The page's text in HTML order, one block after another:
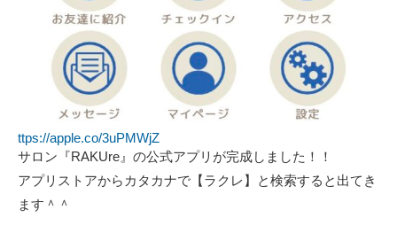
ttps://apple.co/3uPMWjZ
サロン『RAKUre』の公式アプリが完成しました！！
アプリストアからカタカナで【ラクレ】と検索すると出てき
ます＾＾